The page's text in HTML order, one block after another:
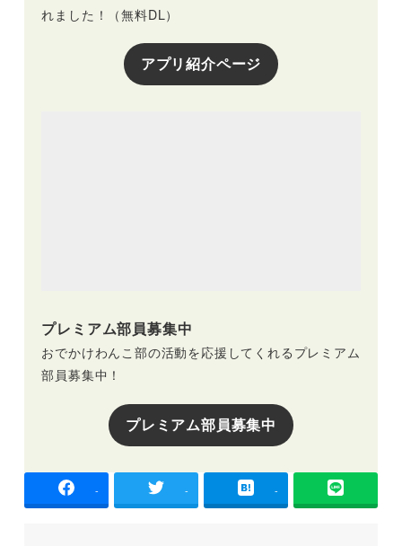
れました！（無料DL）
アプリ紹介ページ
プレミアム部員募集中
おでかけわんこ部の活動を応援してくれるプレミアム
部員募集中！
プレミアム部員募集中
- - -